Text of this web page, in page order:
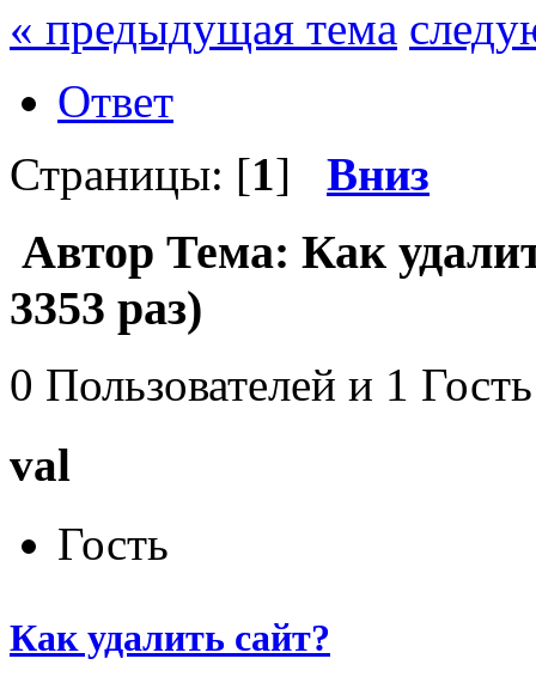
« предыдущая тема
Ответ
Страницы: [1] Вниз
Автор Тема: Как
3353 раз)
0 Пользователей и 1
val
Гость
Как удалить сайт?